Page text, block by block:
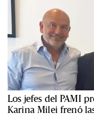
Los jefes del PAMI
Karina Milei frenó